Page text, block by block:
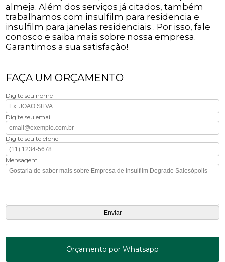
almeja. Além dos serviços já citados, também
trabalhamos com insulfilm para residencia e
insulfilm para janelas residenciais . Por isso, fale
conosco e saiba mais sobre nossa empresa.
Garantimos a sua satisfação!
FAÇA UM ORÇAMENTO
Digite seu nome
Digite seu email
Digite seu telefone
Mensagem
Orçamento por Whatsapp